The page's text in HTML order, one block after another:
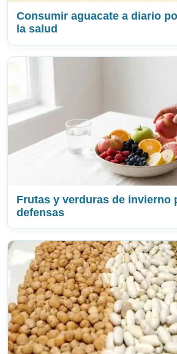
Consumir aguacate a diario
la salud
Frutas y verduras de invierno
defensas